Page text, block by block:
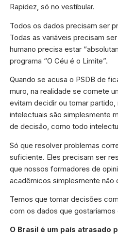
Rapidez, só no vestibular.
Todos os dados precisam ser
Todas as variáveis precisam
humano precisa estar
programa “O Céu é o Limite”.
Quando se acusa o PSDB de
muro, na realidade se comete
evitam decidir ou tomar partido,
intelectuais são simplesmente
de decisão, como todo
Só que resolver problemas
suficiente. Eles precisam ser
que nossos formadores de
acadêmicos simplesmente não
Temos que tomar decisões
com os dados que gostaríamos
O Brasil é um país atrasado